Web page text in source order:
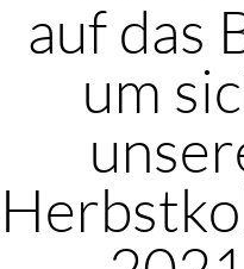
auf das
um